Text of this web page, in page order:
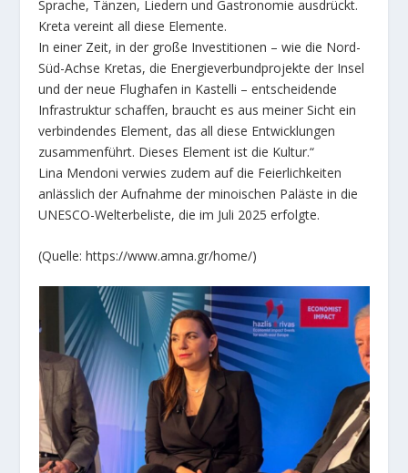
Sprache, Tänzen, Liedern und Gastronomie ausdrückt.
Kreta vereint all diese Elemente.
In einer Zeit, in der große Investitionen – wie die Nord-
Süd-Achse Kretas, die Energieverbundprojekte der Insel
und der neue Flughafen in Kastelli – entscheidende
Infrastruktur schaffen, braucht es aus meiner Sicht ein
verbindendes Element, das all diese Entwicklungen
zusammenführt. Dieses Element ist die Kultur.“
Lina Mendoni verwies zudem auf die Feierlichkeiten
anlässlich der Aufnahme der minoischen Paläste in die
UNESCO-Welterbeliste, die im Juli 2025 erfolgte.
(Quelle: https://www.amna.gr/home/)